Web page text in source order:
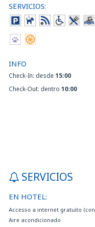
SERVICIOS:
INFO
Check-In: desde 15:00
Check-Out: dentro 10:00
SERVICIOS
EN HOTEL:
Accesso a internet gratuito
Aire acondicionado